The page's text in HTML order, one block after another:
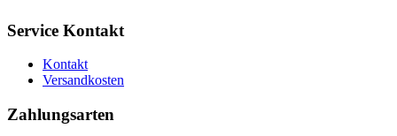
Service Kontakt
Kontakt
Versandkosten
Zahlungsarten